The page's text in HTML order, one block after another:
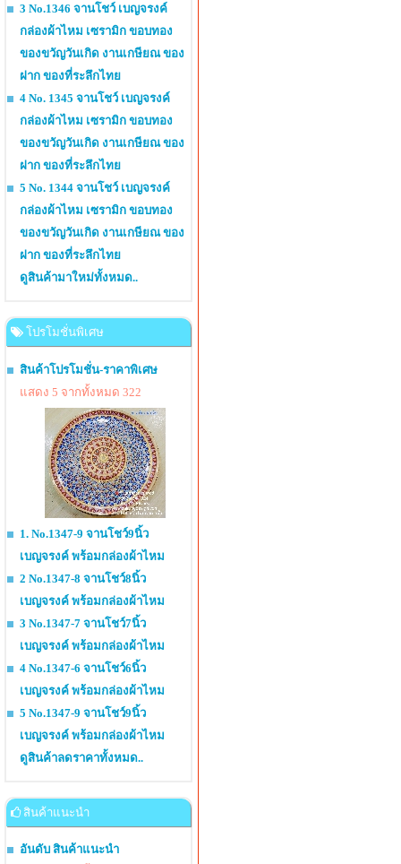
3 No.1346 จานโชว์ เบญจรงค์
กล่องผ้าไหม เซรามิก ขอบทอง
ของขวัญวันเกิด งานเกษียณ ของ
ฝาก ของที่ระลึกไทย
4 No. 1345 จานโชว์ เบญจรงค์
กล่องผ้าไหม เซรามิก ขอบทอง
ของขวัญวันเกิด งานเกษียณ ของ
ฝาก ของที่ระลึกไทย
5 No. 1344 จานโชว์ เบญจรงค์
กล่องผ้าไหม เซรามิก ขอบทอง
ของขวัญวันเกิด งานเกษียณ ของ
ฝาก ของที่ระลึกไทย
ดูสินค้ามาใหม่ทั้งหมด..
โปรโมชั่นพิเศษ
สินค้าโปรโมชั่น-ราคาพิเศษ
แสดง 5 จากทั้งหมด 322
1. No.1347-9 จานโชว์9นิ้ว
เบญจรงค์ พร้อมกล่องผ้าไหม
2 No.1347-8 จานโชว์8นิ้ว
เบญจรงค์ พร้อมกล่องผ้าไหม
3 No.1347-7 จานโชว์7นิ้ว
เบญจรงค์ พร้อมกล่องผ้าไหม
4 No.1347-6 จานโชว์6นิ้ว
เบญจรงค์ พร้อมกล่องผ้าไหม
5 No.1347-9 จานโชว์9นิ้ว
เบญจรงค์ พร้อมกล่องผ้าไหม
ดูสินค้าลดราคาทั้งหมด..
สินค้าแนะนำ
อันดับ สินค้าแนะนำ